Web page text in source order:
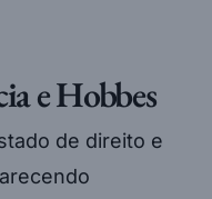
e Hobbes
de direito e